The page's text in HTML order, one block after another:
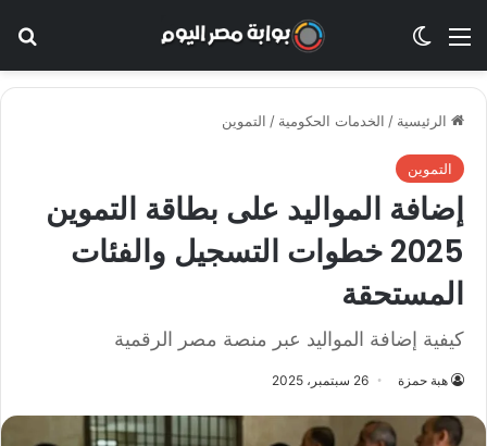
القائمة الوضع المظلم
الرئيسية / الخدمات الحكومية / التموين
التموين
إضافة المواليد على بطاقة التموين
2025 خطوات التسجيل والفئات
المستحقة
كيفية إضافة المواليد عبر منصة مصر الرقمية
هبة حمزة 26 سبتمبر، 2025